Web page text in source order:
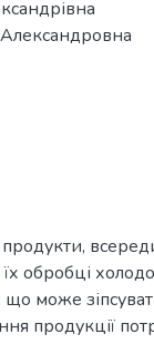
обробці
може
продукції